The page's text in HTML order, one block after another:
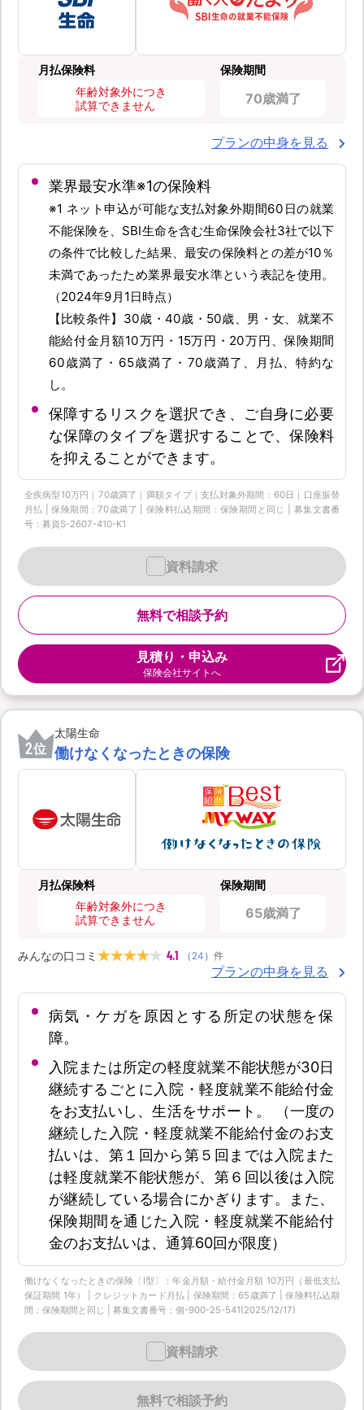
月払保険料
年齢対象外につき
試算できません
保険期間
70歳満了
プランの中身を見る
業界最安水準※1の保険料
※1 ネット申込が可能な支払対象外期間60日の就業
不能保険を、SBI生命を含む生命保険会社3社で以下
の条件で比較した結果、最安の保険料との差が10％
未満であったため業界最安水準という表記を使用。
（2024年9月1日時点）
【比較条件】30歳・40歳・50歳、男・女、就業不
能給付金月額10万円・15万円・20万円、保険期間
60歳満了・65歳満了・70歳満了、月払、特約な
し。
保障するリスクを選択でき、ご自身に必要
な保障のタイプを選択することで、保険料
を抑えることができます。
全疾病型10万円｜70歳満了｜満額タイプ｜支払対象外期間：60日｜口座振替
月払 | 保険期間：70歳満了 | 保険料払込期間：保険期間と同じ | 募集文書番
号：募資S-2607-410-K1
無料で相談予約
資料請求
見積り・申込み
保険会社サイトへ
2位
太陽生命
働けなくなったときの保険
月払保険料
年齢対象外につき
試算できません
保険期間
65歳満了
みんなの口コミ 4.1 （ 24 ） 件
プランの中身を見る
病気・ケガを原因とする所定の状態を保
障。
入院または所定の軽度就業不能状態が30日
継続するごとに入院・軽度就業不能給付金
をお支払いし、生活をサポート。 （一度の
継続した入院・軽度就業不能給付金のお支
払いは、第１回から第５回までは入院また
は軽度就業不能状態が、第６回以後は入院
が継続している場合にかぎります。また、
保険期間を通じた入院・軽度就業不能給付
金のお支払いは、通算60回が限度）
働けなくなったときの保険〔Ⅰ型〕：年金月額・給付金月額 10万円（最低支払
保証期間 1年） | クレジットカード月払 | 保険期間：65歳満了 | 保険料払込期
間：保険期間と同じ | 募集文書番号：個-900-25-541(2025/12/17)
無料で相談予約
資料請求